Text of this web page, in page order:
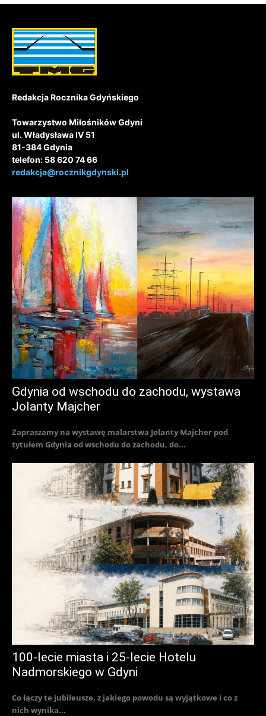
Redakcja Rocznika Gdyńskiego
Towarzystwo Miłośników Gdyni
ul. Władysława IV 51
81-384 Gdynia
telefon: 58 620 74 66
redakcja@rocznikgdynski.pl
Gdynia od wschodu do zachodu, wystawa
Jolanty Majcher
Zapraszamy na wystawę malarstwa Jolanty Majcher pod
tytułem Gdynia od wschodu do zachodu, do...
100-lecie miasta i 25-lecie Hotelu
Nadmorskiego w Gdyni
Co łączy te jubileusze, z jakiego powodu są wyjątkowe i co z
nich wynika...